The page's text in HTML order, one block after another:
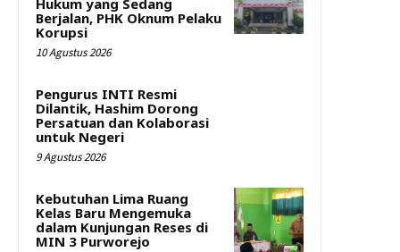
Hukum yang Sedang
Berjalan, PHK Oknum Pelaku
Korupsi
10 Agustus 2026
Pengurus INTI Resmi
Dilantik, Hashim Dorong
Persatuan dan Kolaborasi
untuk Negeri
9 Agustus 2026
Kebutuhan Lima Ruang
Kelas Baru Mengemuka
dalam Kunjungan Reses di
MIN 3 Purworejo